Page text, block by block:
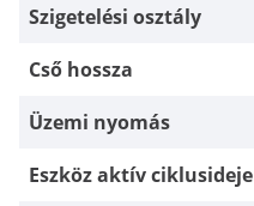
Szigetelési osztály
Cső hossza
Üzemi nyomás
Eszköz aktív ciklusideje